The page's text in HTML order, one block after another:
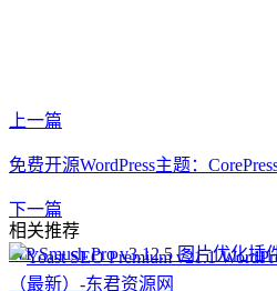
上一篇
免费开源WordPress主题：
下一篇
WP Smush Pro v3.12.5 图片优化
相关推荐